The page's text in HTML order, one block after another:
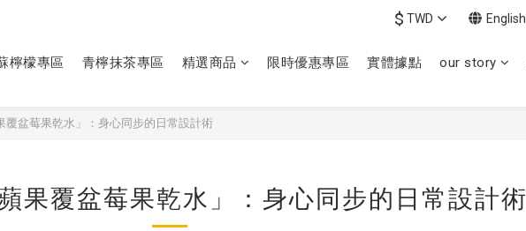
$ TWD English
檸檬專區 青檸抹茶專區 精選商品 限時優惠專區 實體據點 our story
覆盆莓果乾⽔」：身⼼同步的⽇常設計術
果覆盆莓果乾⽔」：身⼼同步的⽇常設計術